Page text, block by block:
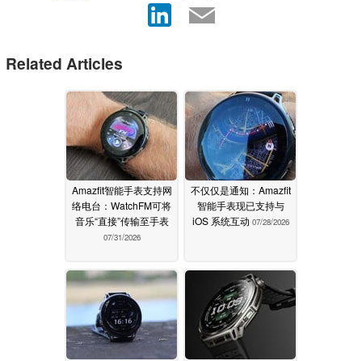
Related Articles
Amazfit智能手表支持网
络电台：WatchFM可将
音乐“直接”传输至手表
07/31/2026
不仅仅是通知：Amazfit
智能手表现已支持与
iOS 系统互动 07/28/2026